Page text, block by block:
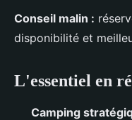
Conseil malin :
disponibilité et
L'essentiel en
Camping